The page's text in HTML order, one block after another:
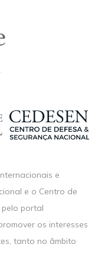
e
e o Centro de
pelo portal
os interesses
tanto no âmbito